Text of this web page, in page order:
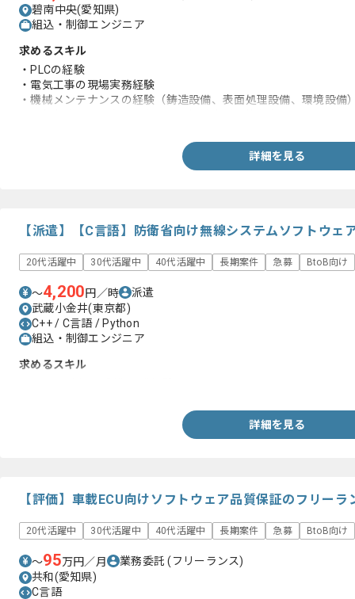
碧南中央(愛知県)
組込・制御エンジニア
求めるスキル
・PLCの経験
・電気工事の現場実務経験
・機械メンテナンスの経験（鋳造設備、表面処理設備、環境設備
詳細を見る
【派遣】【C言語】防衛省向け無線システムソフトウェ
20代活躍中 30代活躍中 40代活躍中 長期案件 急募 BtoB向け
〜4,200円／時
派遣
武蔵小金井(東京都)
C++ / C言語 / Python
組込・制御エンジニア
求めるスキル
詳細を見る
【評価】車載ECU向けソフトウェア品質保証のフリーラ
20代活躍中 30代活躍中 40代活躍中 長期案件 急募 BtoB向け
〜95万円／月 業務委託(フリーランス)
共和(愛知県)
C言語